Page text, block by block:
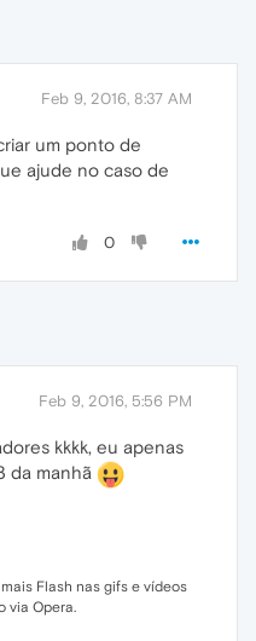
Feb 9, 2016, 8:37 AM
um ponto de
ajude no caso de
0
Feb 9, 2016, 5:56 PM
kkkk, eu apenas
da manhã
Flash nas gifs e vídeos
via Opera.